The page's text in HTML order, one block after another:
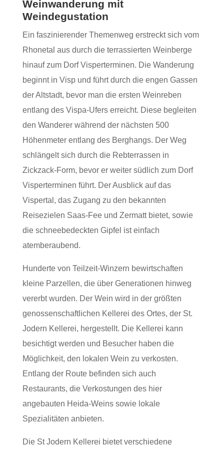
Weinwanderung mit
Weindegustation
Ein faszinierender Themenweg erstreckt sich vom
Rhonetal aus durch die terrassierten Weinberge
hinauf zum Dorf Visperterminen. Die Wanderung
beginnt in Visp und führt durch die engen Gassen
der Altstadt, bevor man die ersten Weinreben
entlang des Vispa-Ufers erreicht. Diese begleiten
den Wanderer während der nächsten 500
Höhenmeter entlang des Berghangs. Der Weg
schlängelt sich durch die Rebterrassen in
Zickzack-Form, bevor er weiter südlich zum Dorf
Visperterminen führt. Der Ausblick auf das
Vispertal, das Zugang zu den bekannten
Reisezielen Saas-Fee und Zermatt bietet, sowie
die schneebedeckten Gipfel ist einfach
atemberaubend.
Hunderte von Teilzeit-Winzern bewirtschaften
kleine Parzellen, die über Generationen hinweg
vererbt wurden. Der Wein wird in der größten
genossenschaftlichen Kellerei des Ortes, der St.
Jodern Kellerei, hergestellt. Die Kellerei kann
besichtigt werden und Besucher haben die
Möglichkeit, den lokalen Wein zu verkosten.
Entlang der Route befinden sich auch
Restaurants, die Verkostungen des hier
angebauten Heida-Weins sowie lokale
Spezialitäten anbieten.
Die St Jodern Kellerei bietet verschiedene